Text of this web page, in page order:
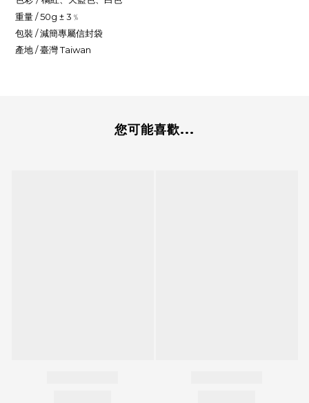
重量 / 50g ± 3﹪
包裝 / 減簡專屬信封袋
產地 / 臺灣 Taiwan
您可能喜歡...